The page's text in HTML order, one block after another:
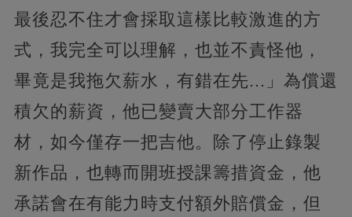
最後忍不住才會採取這樣比較激進的方
式，我完全可以理解，也並不責怪他，
畢竟是我拖欠薪水，有錯在先...」為償還
積欠的薪資，他已變賣大部分工作器
材，如今僅存一把吉他。除了停止錄製
新作品，也轉而開班授課籌措資金，他
承諾會在有能力時支付額外賠償金，但